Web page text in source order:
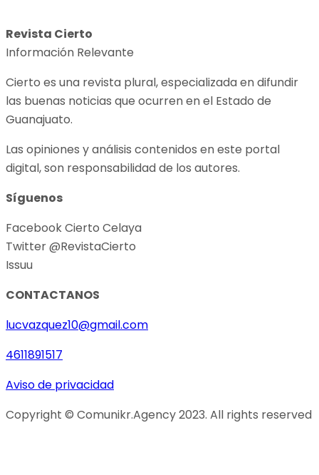
Revista Cierto
Información Relevante
Cierto es una revista plural, especializada en difundir
las buenas noticias que ocurren en el Estado de
Guanajuato.
Las opiniones y análisis contenidos en este portal
digital, son responsabilidad de los autores.
Síguenos
Facebook Cierto Celaya
Twitter @RevistaCierto
Issuu
CONTACTANOS
lucvazquez10@gmail.com
4611891517
Aviso de privacidad
Copyright © Comunikr.Agency 2023. All rights reserved